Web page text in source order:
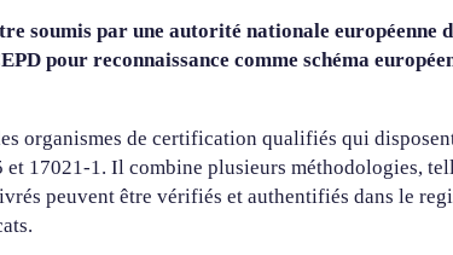
soumis par une autorité nationale européenne
pour reconnaissance comme schéma
organismes de certification qualifiés qui
17021-1. Il combine plusieurs méthodologies,
peuvent être vérifiés et authentifiés dans le